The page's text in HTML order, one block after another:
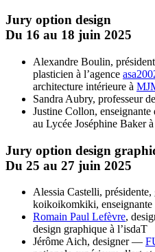
Jury option design
Du 16 au 18 juin 2025
Alexandre Boulin,
plasticien à l’agence
architecture intérieure à
Sandra Aubry, professeur
Justine Collon,
au Lycée Joséphine Baker
Jury option design
Du 25 au 27 juin 2025
Alessia Castelli,
koikoikomkiki,
Romain Paul Lefèvre,
design graphique à l’isdaT
Jérôme Aich, designer —